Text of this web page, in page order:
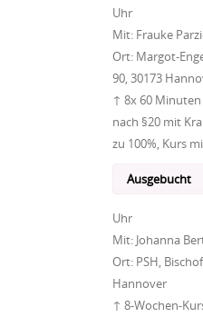
Uhr
Mit: Frauke
Ort: Margot-
90, 30173
↑ 8x 60
nach §20 mit
zu 100%, Kurs
Ausgebucht
Uhr
Mit: Johanna
Ort: PSH,
Hannover
↑ 8-Wochen-